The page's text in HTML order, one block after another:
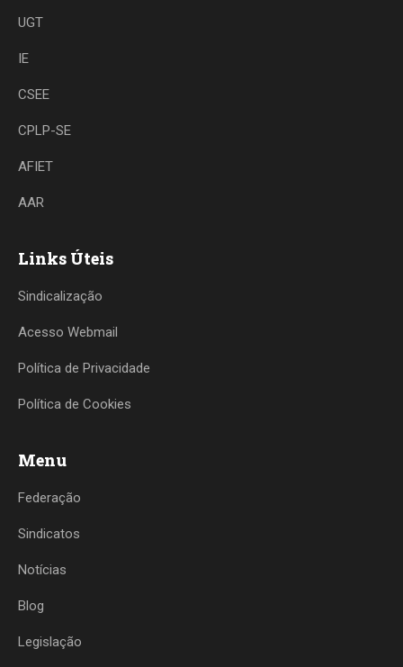
UGT
IE
CSEE
CPLP-SE
AFIET
AAR
Links Úteis
Sindicalização
Acesso Webmail
Política de Privacidade
Política de Cookies
Menu
Federação
Sindicatos
Notícias
Blog
Legislação